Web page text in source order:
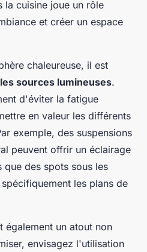
la cuisine joue un rôle
et créer un espace
chaleureuse, il est
sources lumineuses.
d'éviter la fatigue
en valeur les différents
exemple, des suspensions
peuvent offrir un éclairage
que des spots sous les
les plans de
également un atout non
envisagez l'utilisation